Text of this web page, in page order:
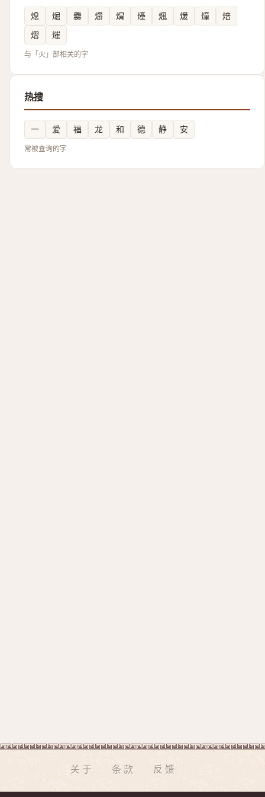
熄 煀 爨 爝 焨 㸀 煈 煖 燑
焙
熠
熣
与「火」部相关的字
热搜
一 爱 福 龙 和 德 静 安
常被查询的字
关于 条款 反馈